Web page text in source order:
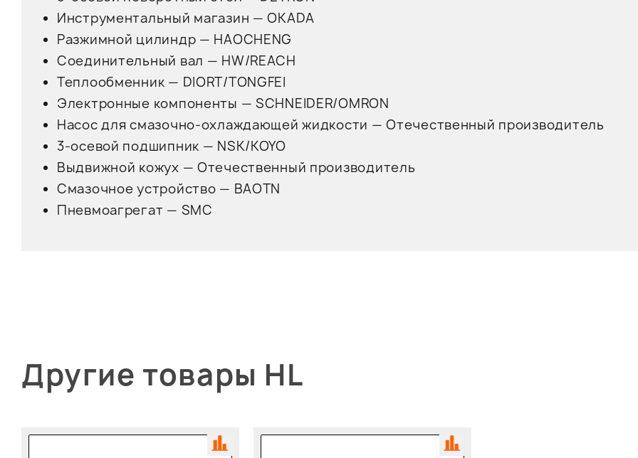
Инструментальный магазин — OKADA
Разжимной цилиндр — HAOCHENG
Соединительный вал — HW/REACH
Теплообменник — DIORT/TONGFEI
Электронные компоненты — SCHNEIDER/OMRON
Насос для смазочно-охлаждающей жидкости — Отечественный производитель
3-осевой подшипник — NSK/KOYO
Выдвижной кожух — Отечественный производитель
Смазочное устройство — BAOTN
Пневмоагрегат — SMC
Другие товары HL